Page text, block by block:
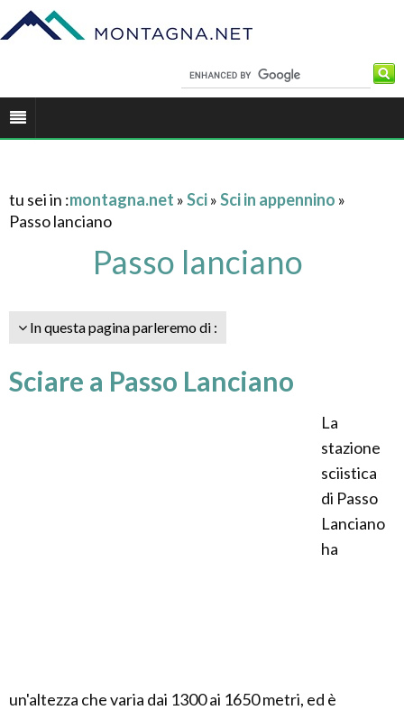
tu sei in :montagna.net »Sci»Sci in appennino »
Passo lanciano
Passo lanciano
In questa pagina parleremo di :
Sciare a Passo Lanciano
La
stazione
sciistica
di Passo
Lanciano
ha
un'altezza che varia dai 1300 ai 1650 metri, ed è